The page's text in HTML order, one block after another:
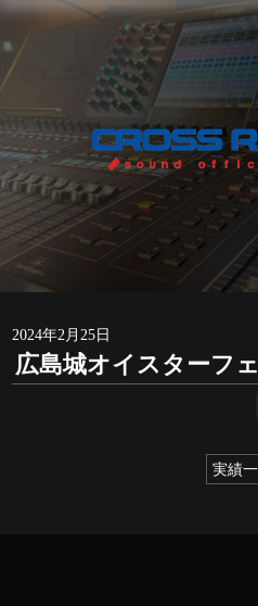
2024年2月25日
広島城オイスターフ
実績